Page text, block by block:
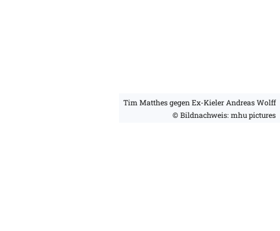
Tim Matthes gegen Ex-Kieler Andreas Wolff
© Bildnachweis: mhu pictures